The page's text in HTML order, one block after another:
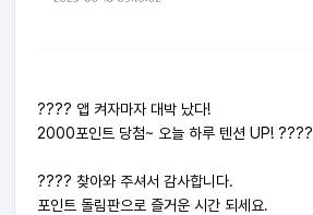
???? 앱 켜자마자 대박 났다!
2000포인트 당첨~ 오늘 하루 텐션 UP! ????
???? 찾아와 주셔서 감사합니다.
포인트 돌림판으로 즐거운 시간 되세요.